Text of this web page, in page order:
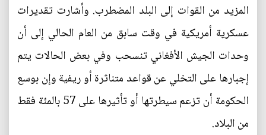
المزيد من القوات إلى البلد المضطرب. وأشارت تقديرات
عسكرية أمريكية في وقت سابق من العام الحالي إلى أن
وحدات الجيش الأفغاني تنسحب وفي بعض الحالات يتم
إجبارها على التخلي عن قواعد متناثرة أو ريفية وإن بوسع
الحكومة أن تزعم سيطرتها أو تأثيرها على 57 بالمئة فقط
من البلاد.